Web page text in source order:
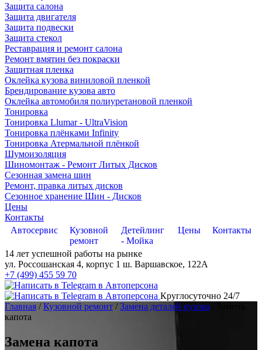
Защита салона
Защита двигателя
Защита подвески
Защита стекол
Реставрация и ремонт салона
Ремонт вмятин без покраски
Защитная пленка
Оклейка кузова виниловой пленкой
Брендирование кузова авто
Оклейка автомобиля полиуретановой пленкой
Тонировка
Тонировка Llumar - UltraVision
Тонировка плёнками Infinity
Тонировка Атермальной плёнкой
Шумоизоляция
Шиномонтаж - Ремонт Литых Дисков
Сезонная замена шин
Ремонт, правка литых дисков
Сезонное хранение Шин - Дисков
Цены
Контакты
Автосервис
Кузовной
ремонт
Детейлинг
- Мойка
Цены Контакты
14 лет успешной работы на рынке
ул. Россошанская 4, корпус 1 ш. Варшавское, 122А
+7 (499) 455 59 70
Круглосуточно 24/7
Главная /Кузовной ремонт /Замена деталей кузова
капота
Замена капота